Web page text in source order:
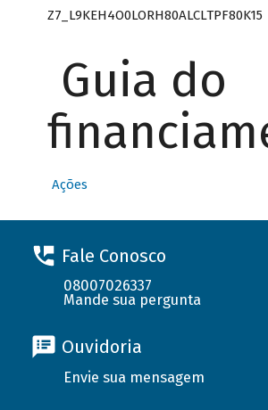
Z7_L9KEH4O0LORH80ALCLTPF80K15
Guia do
Ações
Fale Conosco
08007026337
Mande sua pergunta
Ouvidoria
Envie sua mensagem